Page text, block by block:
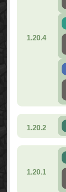
1.20.4
1.20.2
1.20.1